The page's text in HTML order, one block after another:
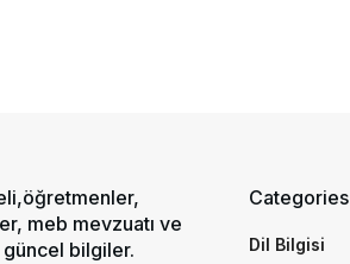
meb mevzuatı ve
bilgiler.
Categories
Dil Bilgisi